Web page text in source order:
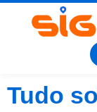
Tudo